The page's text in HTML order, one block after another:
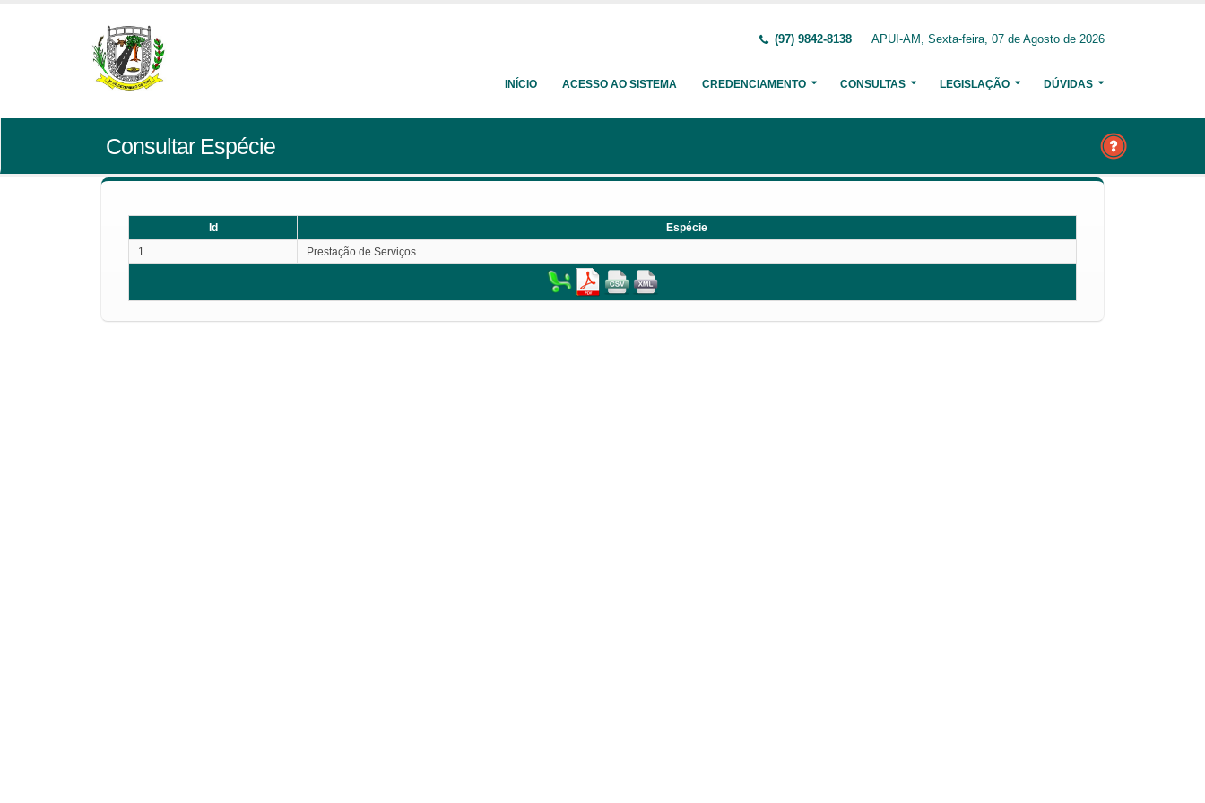
(97) 9842-8138 APUI-AM, Sexta-feira, 07 de Agosto de 2026
INÍCIO ACESSO AO SISTEMA CREDENCIAMENTO CONSULTAS LEGISLAÇÃO DÚVIDAS
Consultar Espécie
Id
Espécie
1
Prestação de Serviços